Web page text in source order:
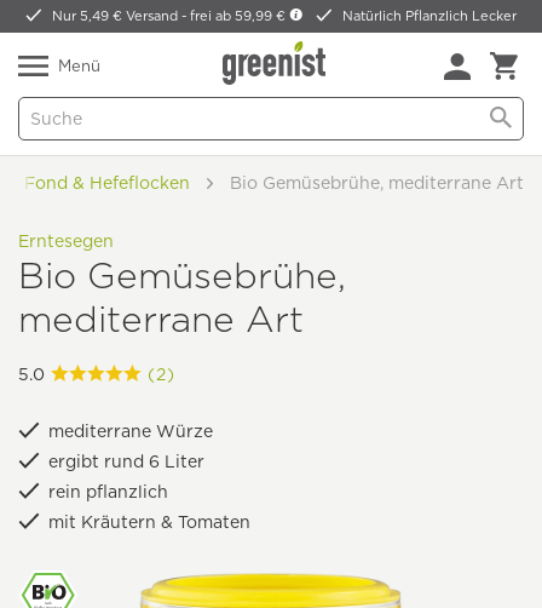
Nur 5,49 € Versand -frei ab 59,99 € Natürlich Pflanzlich Lecker
Menü
Fond & Hefeflocken Bio Gemüsebrühe, mediterrane Art
Erntesegen
Bio Gemüsebrühe,
mediterrane Art
5.0 (2)
mediterrane Würze
ergibt rund 6 Liter
rein pflanzlich
mit Kräutern & Tomaten